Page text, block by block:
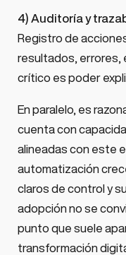
4) Auditoría y
Registro de
resultados, errores,
crítico es poder
En paralelo, es
cuenta con
alineadas con este
automatización
claros de control y
adopción no se
punto que suele
transformación